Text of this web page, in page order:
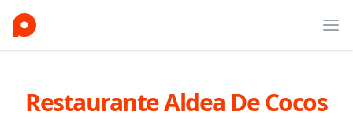
Restaurante Aldea De Cocos